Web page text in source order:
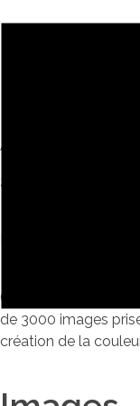
Animation
2014 | Montaigu
Lorsque que les
Cette vidéo est un
de 3000 images
création de la